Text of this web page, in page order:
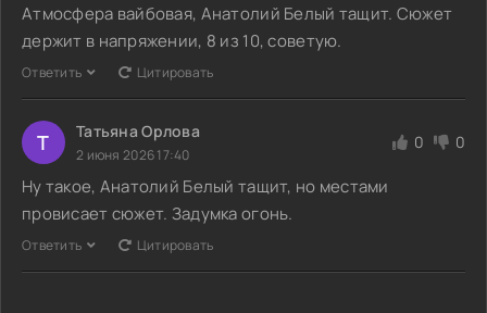
Атмосфера вайбовая, Анатолий Белый тащит. Сюжет
держит в напряжении, 8 из 10, советую.
Ответить Цитировать
Т Татьяна Орлова
2 июня 2026 17:40
0 0
Ну такое, Анатолий Белый тащит, но местами
провисает сюжет. Задумка огонь.
Ответить Цитировать